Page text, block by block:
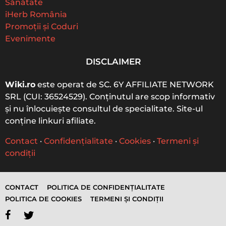
:Sănătate
iHerb România
Promoții și Coduri
Evenimente
DISCLAIMER
Wiki.ro este operat de SC. 6Y AFFILIATE NETWORK
SRL (CUI: 36524529). Conținutul are scop informativ
și nu înlocuiește consultul de specialitate. Site-ul
conține linkuri afiliate.
Contact · Confidențialitate · Cookies · Termeni și
condiții
CONTACT
POLITICA DE CONFIDENȚIALITATE
POLITICA DE COOKIES
TERMENI ȘI CONDIȚII